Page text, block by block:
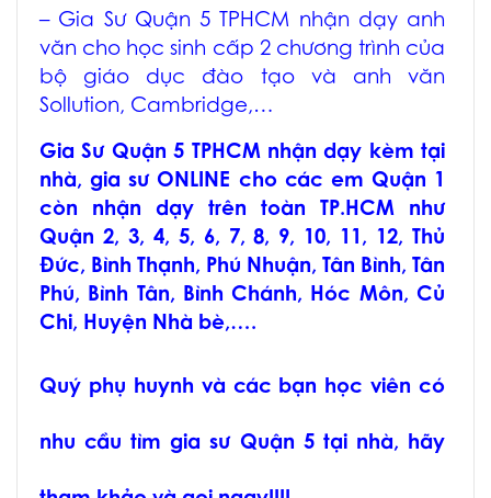
– Gia Sư Quận 5 TPHCM nhận dạy anh
văn cho học sinh cấp 2 chương trình của
bộ giáo dục đào tạo và anh văn
Sollution, Cambridge,…
Gia Sư Quận 5 TPHCMnhận dạy kèm tại
nhà, gia sư ONLINE cho các em Quận 1
còn nhận dạy trên toàn TP.HCM như
Quận 2, 3, 4, 5, 6, 7, 8, 9, 10, 11, 12, Thủ
Đức, Bình Thạnh, Phú Nhuận, Tân Bình, Tân
Phú, Bình Tân, Bình Chánh, Hóc Môn, Củ
Chi, Huyện Nhà bè,….
Quý phụ huynh và các bạn học viên có
nhu cầu tìmgia sư Quận 5tại nhà, hãy